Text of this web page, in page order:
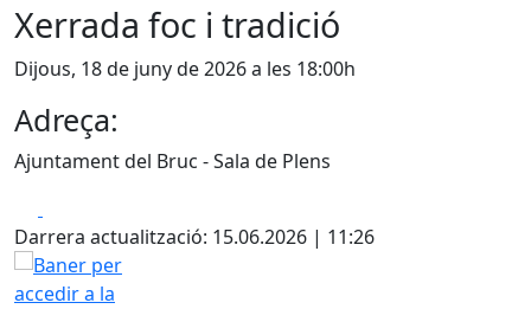
Xerrada foc i tradició
Dijous, 18 de juny de 2026 a les 18:00h
Adreça:
Ajuntament del Bruc - Sala de Plens
Darrera actualització: 15.06.2026 | 11:26